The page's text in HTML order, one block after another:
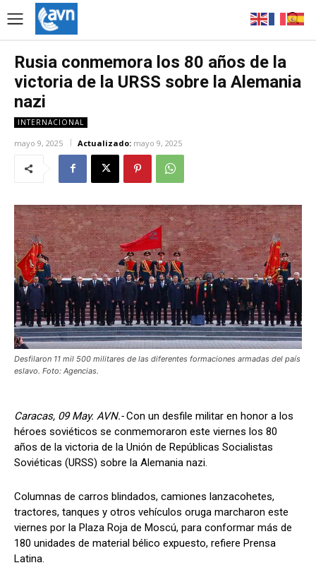
Rusia conmemora los 80 años de la
victoria de la URSS sobre la Alemania
nazi
INTERNACIONAL
mayo 9, 2025 Actualizado: mayo 9, 2025
Desfilaron 11 mil 500 militares de las diferentes formaciones armadas del país
eslavo. Foto: Agencias.
Caracas, 09 May. AVN.-Con un desfile militar en honor a los
héroes soviéticos se conmemoraron este viernes los 80
años de la victoria de la Unión de Repúblicas Socialistas
Soviéticas (URSS) sobre la Alemania nazi.
Columnas de carros blindados, camiones lanzacohetes,
tractores, tanques y otros vehículos oruga marcharon este
viernes por la Plaza Roja de Moscú, para conformar más de
180 unidades de material bélico expuesto, refiere Prensa
Latina.